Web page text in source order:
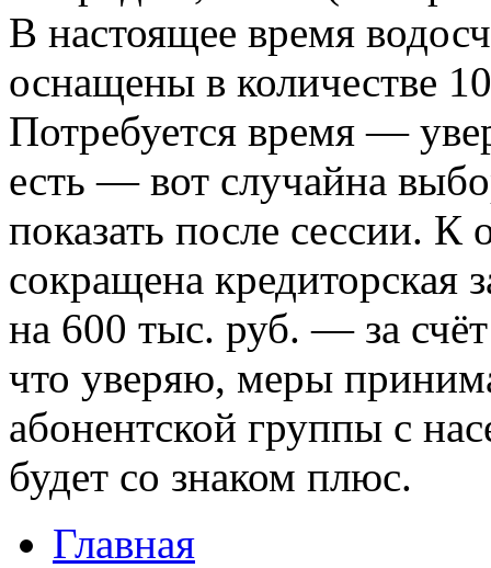
В настоящее время
оснащены в количестве
Потребуется время —
есть — вот случайна
показать после сессии. К
сокращена кредиторская
на 600 тыс. руб. — за
что уверяю, меры
абонентской группы с
будет со знаком плюс.
Главная